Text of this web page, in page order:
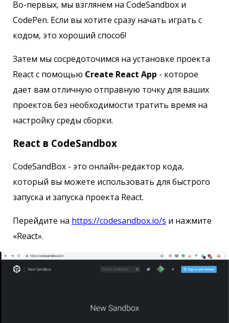
Во-первых, мы взглянем на CodeSandbox и
CodePen. Если вы хотите сразу начать играть с
кодом, это хороший способ!
Затем мы сосредоточимся на установке проекта
React с помощью Create React App - которое
дает вам отличную отправную точку для ваших
проектов без необходимости тратить время на
настройку среды сборки.
React в CodeSandbox
CodeSandBox - это онлайн-редактор кода,
который вы можете использовать для быстрого
запуска и запуска проекта React.
Перейдите на https://codesandbox.io/s и нажмите
«React».